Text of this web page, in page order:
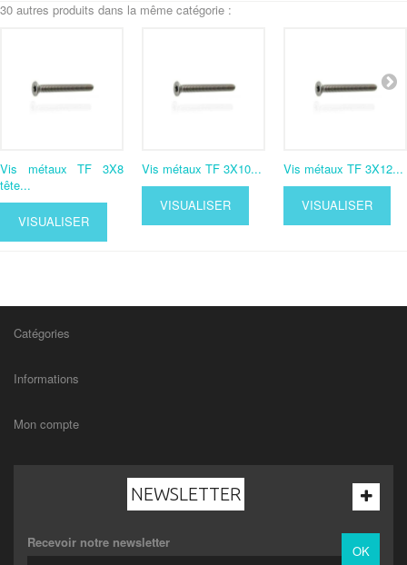
30 autres produits dans la même catégorie :
Vis métaux TF 3X8
tête...
VISUALISER
Vis métaux TF 3X10...
VISUALISER
Vis métaux TF 3X12...
VISUALISER
Catégories
Informations
Mon compte
NEWSLETTER
Recevoir notre newsletter
OK